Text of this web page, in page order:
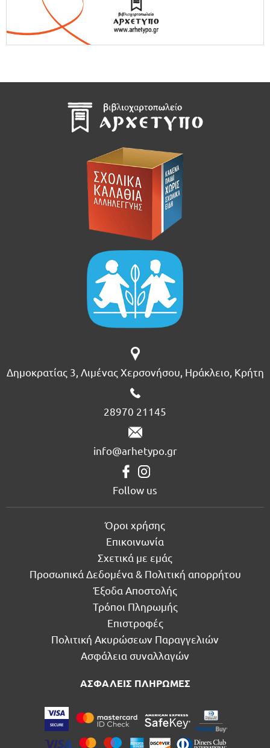
Δημοκρατίας 3, Λιμένας Χερσονήσου, Ηράκλειο, Κρήτη
28970 21145
info@arhetypo.gr
Follow us
Όροι χρήσης
Επικοινωνία
Σχετικά με εμάς
Προσωπικά Δεδομένα & Πολιτική απορρήτου
Έξοδα Αποστολής
Τρόποι Πληρωμής
Επιστροφές
Πολιτική Ακυρώσεων Παραγγελιών
Ασφάλεια συναλλαγών
ΑΣΦΑΛΕΙΣ ΠΛΗΡΩΜΕΣ